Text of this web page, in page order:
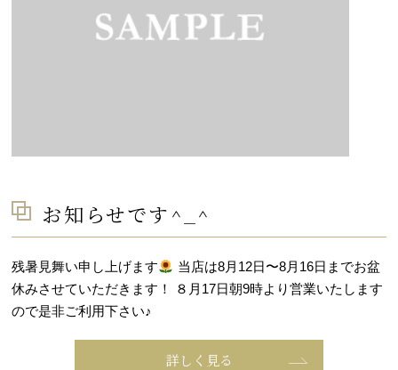
お知らせです^_^
残暑見舞い申し上げます
当店は8月12日〜8月16日までお盆
休みさせていただきます！ ８月17日朝9時より営業いたします
ので是非ご利用下さい♪
詳しく見る